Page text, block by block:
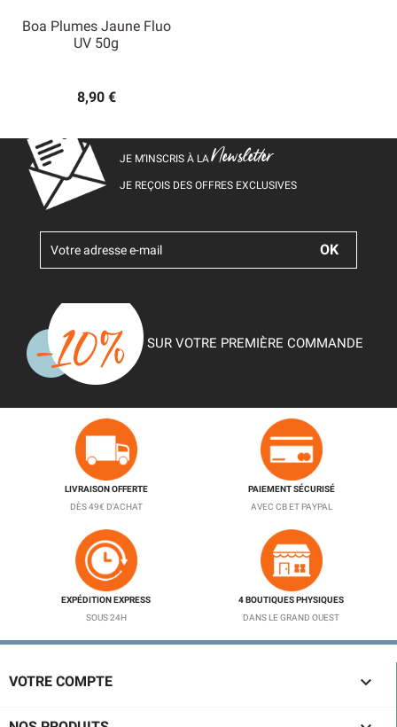
Boa Plumes Jaune Fluo
UV 50g
8,90 €
JE M’INSCRIS À LANewsletter
JE REÇOIS DES OFFRES EXCLUSIVES
SUR VOTRE PREMIÈRE COMMANDE
LIVRAISON OFFERTE
DÈS 49€ D'ACHAT
PAIEMENT SÉCURISÉ
AVEC CB ET PAYPAL
EXPÉDITION EXPRESS
SOUS 24H
4 BOUTIQUES PHYSIQUES
DANS LE GRAND OUEST
VOTRE COMPTE 